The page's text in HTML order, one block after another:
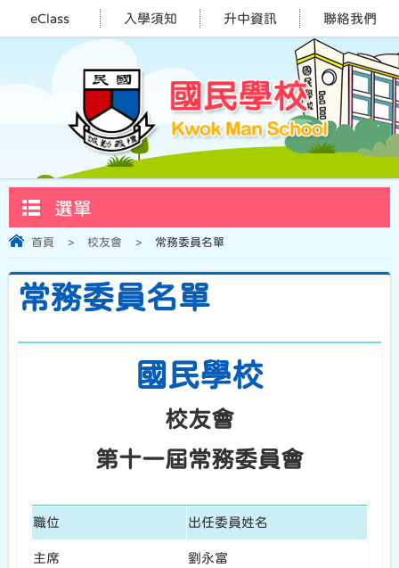
eClass 入學須知 升中資訊 聯絡我們
選單
首頁 > 校友會 > 常務委員名單
常務委員名單
國民學校
校友會
第十一屆常務委員會
職位 出任委員姓名
主席 劉永富